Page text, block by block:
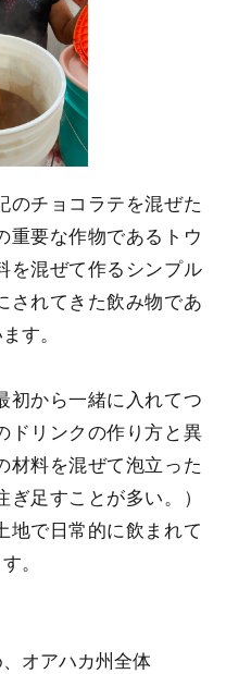
のチョコラテを混ぜた
重要な作物であるトウ
を混ぜて作るシンプル
されてきた飲み物であ
す。
初から一緒に入れてつ
ドリンクの作り方と異
材料を混ぜて泡立った
足すことが多い。）
地で日常的に飲まれて
。
オアハカ州全体